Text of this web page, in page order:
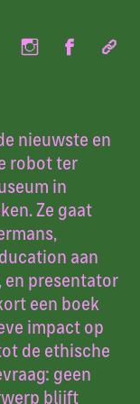
nieuwste en
robot ter
in
Ze gaat
aan
en presentator
een boek
impact op
de ethische
geen
blijft